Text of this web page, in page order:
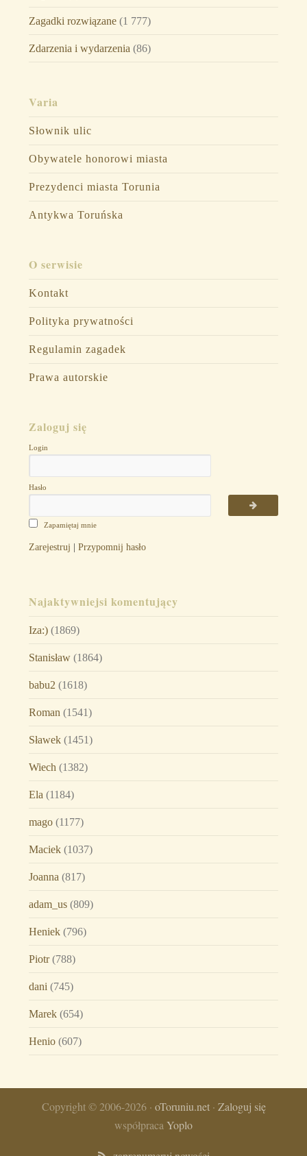
Zagadki rozwiązane(1 777)
Zdarzenia i wydarzenia (86)
Varia
Słownik ulic
Obywatele honorowi miasta
Prezydenci miasta Torunia
Antykwa Toruńska
O serwisie
Kontakt
Polityka prywatności
Regulamin zagadek
Prawa autorskie
Zaloguj się
Login
Hasło
Zapamiętaj mnie
Zarejestruj | Przypomnij hasło
Najaktywniejsi komentujący
Iza:)(1869)
Stanisław(1864)
babu2 (1618)
Roman (1541)
Sławek(1451)
Wiech (1382)
Ela (1184)
mago(1177)
Maciek(1037)
Joanna (817)
adam_us(809)
Heniek(796)
Piotr(788)
dani (745)
Marek(654)
Henio(607)
Copyright © 2006-2026 · oToruniu.net· Zaloguj się
współpraca Yoplo